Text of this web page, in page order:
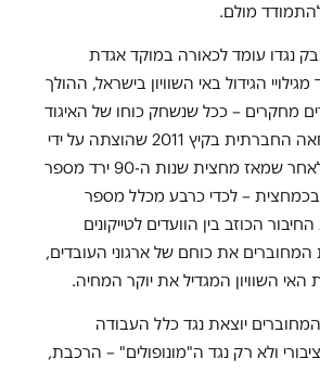
מולם.
נגדו עומד לכאורה במוקד אגדת
הגידול באי השוויון בישראל, ההולך
מחקרים – ככל שנשחק כוחו של האיגוד
המקצועי. ואכן, המחאה החברתית בקיץ 2011 שהוצתה על ידי
יוקר המחייה פרצה לאחר שמאז מחצית שנות ה-90 ירד מספר
בכמחצית – לכדי כרבע מכלל מספר
הכוזב בין הוועדים לטייקונים
את כוחם של ארגוני העובדים,
השוויון המגדיל את יוקר המחיה.
המחוברים יוצאת נגד כלל העבודה
ולא רק נגד ה"מונופולים" – הרכבת,